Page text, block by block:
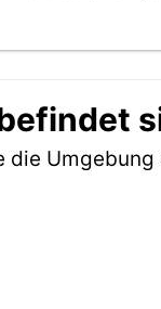
Umgebung